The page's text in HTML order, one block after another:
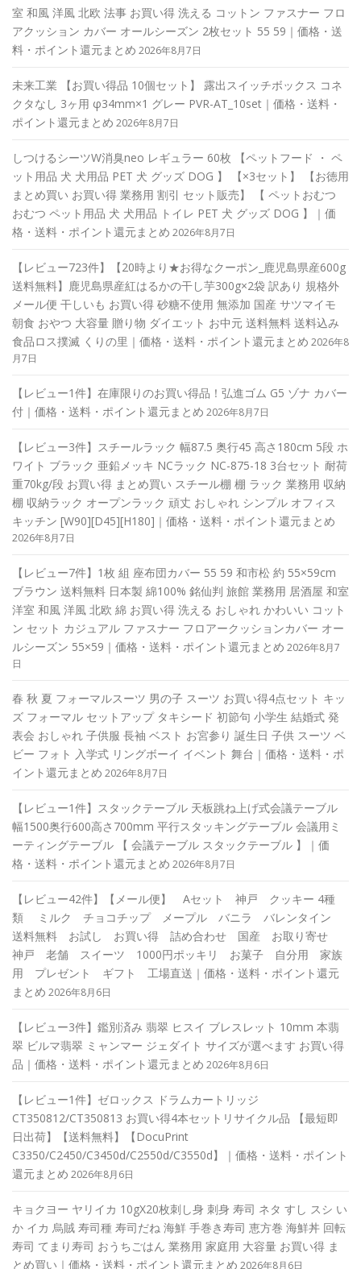
室 和風 洋風 北欧 法事 お買い得 洗える コットン ファスナー フロ
アクッション カバー オールシーズン 2枚セット 55 59｜価格・送
料・ポイント還元まとめ 2026年8月7日
未来工業 【お買い得品 10個セット】 露出スイッチボックス コネ
クタなし 3ヶ用 φ34mm×1 グレー PVR-AT_10set｜価格・送料・
ポイント還元まとめ 2026年8月7日
しつけるシーツW消臭neo レギュラー 60枚 【ペットフード ・ ペ
ット用品 犬 犬用品 PET 犬 グッズ DOG 】 【×3セット】 【お徳用
まとめ買い お買い得 業務用 割引 セット販売】 【 ペットおむつ
おむつ ペット用品 犬 犬用品 トイレ PET 犬 グッズ DOG 】｜価
格・送料・ポイント還元まとめ 2026年8月7日
【レビュー723件】【20時より★お得なクーポン_鹿児島県産600g
送料無料】鹿児島県産紅はるかの干し芋300g×2袋 訳あり 規格外
メール便 干しいも お買い得 砂糖不使用 無添加 国産 サツマイモ
朝食 おやつ 大容量 贈り物 ダイエット お中元 送料無料 送料込み
食品ロス撲滅 くりの里｜価格・送料・ポイント還元まとめ 2026年8
月7日
【レビュー1件】在庫限りのお買い得品！弘進ゴム G5 ゾナ カバー
付｜価格・送料・ポイント還元まとめ 2026年8月7日
【レビュー3件】スチールラック 幅87.5 奥行45 高さ180cm 5段 ホ
ワイト ブラック 亜鉛メッキ NCラック NC-875-18 3台セット 耐荷
重70kg/段 お買い得 まとめ買い スチール棚 棚 ラック 業務用 収納
棚 収納ラック オープンラック 頑丈 おしゃれ シンプル オフィス
キッチン [W90][D45][H180]｜価格・送料・ポイント還元まとめ
2026年8月7日
【レビュー7件】1枚 組 座布団カバー 55 59 和市松 約 55×59cm
ブラウン 送料無料 日本製 綿100% 銘仙判 旅館 業務用 居酒屋 和室
洋室 和風 洋風 北欧 綿 お買い得 洗える おしゃれ かわいい コット
ン セット カジュアル ファスナー フロアークッションカバー オー
ルシーズン 55×59｜価格・送料・ポイント還元まとめ 2026年8月7
日
春 秋 夏 フォーマルスーツ 男の子 スーツ お買い得4点セット キッ
ズ フォーマル セットアップ タキシード 初節句 小学生 結婚式 発
表会 おしゃれ 子供服 長袖 ベスト お宮参り 誕生日 子供 スーツ ベ
ビー フォト 入学式 リングボーイ イベント 舞台｜価格・送料・ポ
イント還元まとめ 2026年8月7日
【レビュー1件】スタックテーブル 天板跳ね上げ式会議テーブル
幅1500奥行600高さ700mm 平行スタッキングテーブル 会議用ミ
ーティングテーブル 【 会議テーブル スタックテーブル 】｜価
格・送料・ポイント還元まとめ 2026年8月7日
【レビュー42件】【メール便】 Aセット 神戸 クッキー 4種
類 ミルク チョコチップ メープル バニラ バレンタイン
送料無料 お試し お買い得 詰め合わせ 国産 お取り寄せ
神戸 老舗 スイーツ 1000円ポッキリ お菓子 自分用 家族
用 プレゼント ギフト 工場直送｜価格・送料・ポイント還元
まとめ 2026年8月6日
【レビュー3件】鑑別済み 翡翠 ヒスイ ブレスレット 10mm 本翡
翠 ビルマ翡翠 ミャンマー ジェダイト サイズが選べます お買い得
品｜価格・送料・ポイント還元まとめ 2026年8月6日
【レビュー1件】ゼロックス ドラムカートリッジ
CT350812/CT350813 お買い得4本セットリサイクル品 【最短即
日出荷】【送料無料】【DocuPrint
C3350/C2450/C3450d/C2550d/C3550d】｜価格・送料・ポイント
還元まとめ 2026年8月6日
キョクヨー ヤリイカ 10gX20枚刺し身 刺身 寿司 ネタ すし スシ い
か イカ 烏賊 寿司種 寿司だね 海鮮 手巻き寿司 恵方巻 海鮮丼 回転
寿司 てまり寿司 おうちごはん 業務用 家庭用 大容量 お買い得 ま
とめ買い｜価格・送料・ポイント還元まとめ 2026年8月6日